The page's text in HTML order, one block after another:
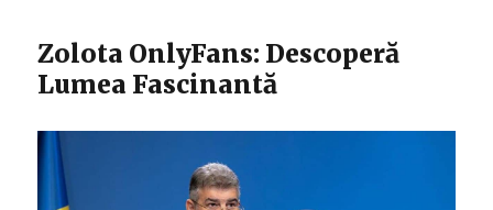
Zolota OnlyFans: Descoperă
Lumea Fascinantă